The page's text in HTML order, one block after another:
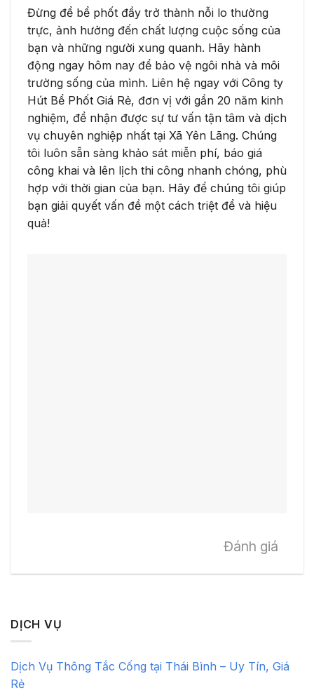
Đừng để bể phốt đầy trở thành nỗi lo thường
trực, ảnh hưởng đến chất lượng cuộc sống của
bạn và những người xung quanh. Hãy hành
động ngay hôm nay để bảo vệ ngôi nhà và môi
trường sống của mình. Liên hệ ngay với Công ty
Hút Bể Phốt Giá Rẻ, đơn vị với gần 20 năm kinh
nghiệm, để nhận được sự tư vấn tận tâm và dịch
vụ chuyên nghiệp nhất tại Xã Yên Lãng. Chúng
tôi luôn sẵn sàng khảo sát miễn phí, báo giá
công khai và lên lịch thi công nhanh chóng, phù
hợp với thời gian của bạn. Hãy để chúng tôi giúp
bạn giải quyết vấn đề một cách triệt để và hiệu
quả!
Đánh giá
DỊCH VỤ
Dịch Vụ Thông Tắc Cống tại Thái Bình – Uy Tín, Giá
Rẻ